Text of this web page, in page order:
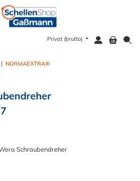
Privat (brutto)
| NORMAEXTRA®